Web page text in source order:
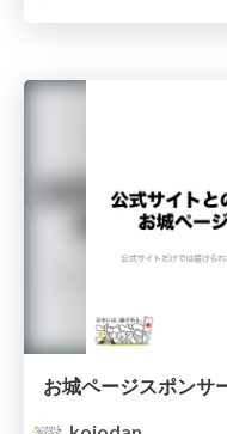
お城ページスポンサ